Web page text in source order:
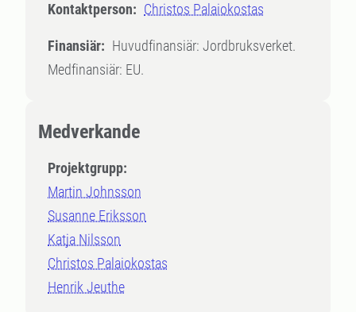
Kontaktperson: Christos Palaiokostas
Finansiär: Huvudfinansiär: Jordbruksverket.
Medfinansiär: EU.
Medverkande
Projektgrupp:
Martin Johnsson
Susanne Eriksson
Katja Nilsson
Christos Palaiokostas
Henrik Jeuthe